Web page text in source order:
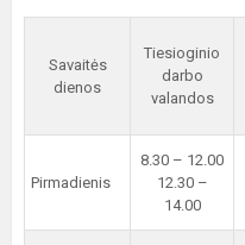
Savaitės
dienos
Tiesioginio
darbo
valandos
Pirmadienis
8.30 – 12.00
12.30 –
14.00